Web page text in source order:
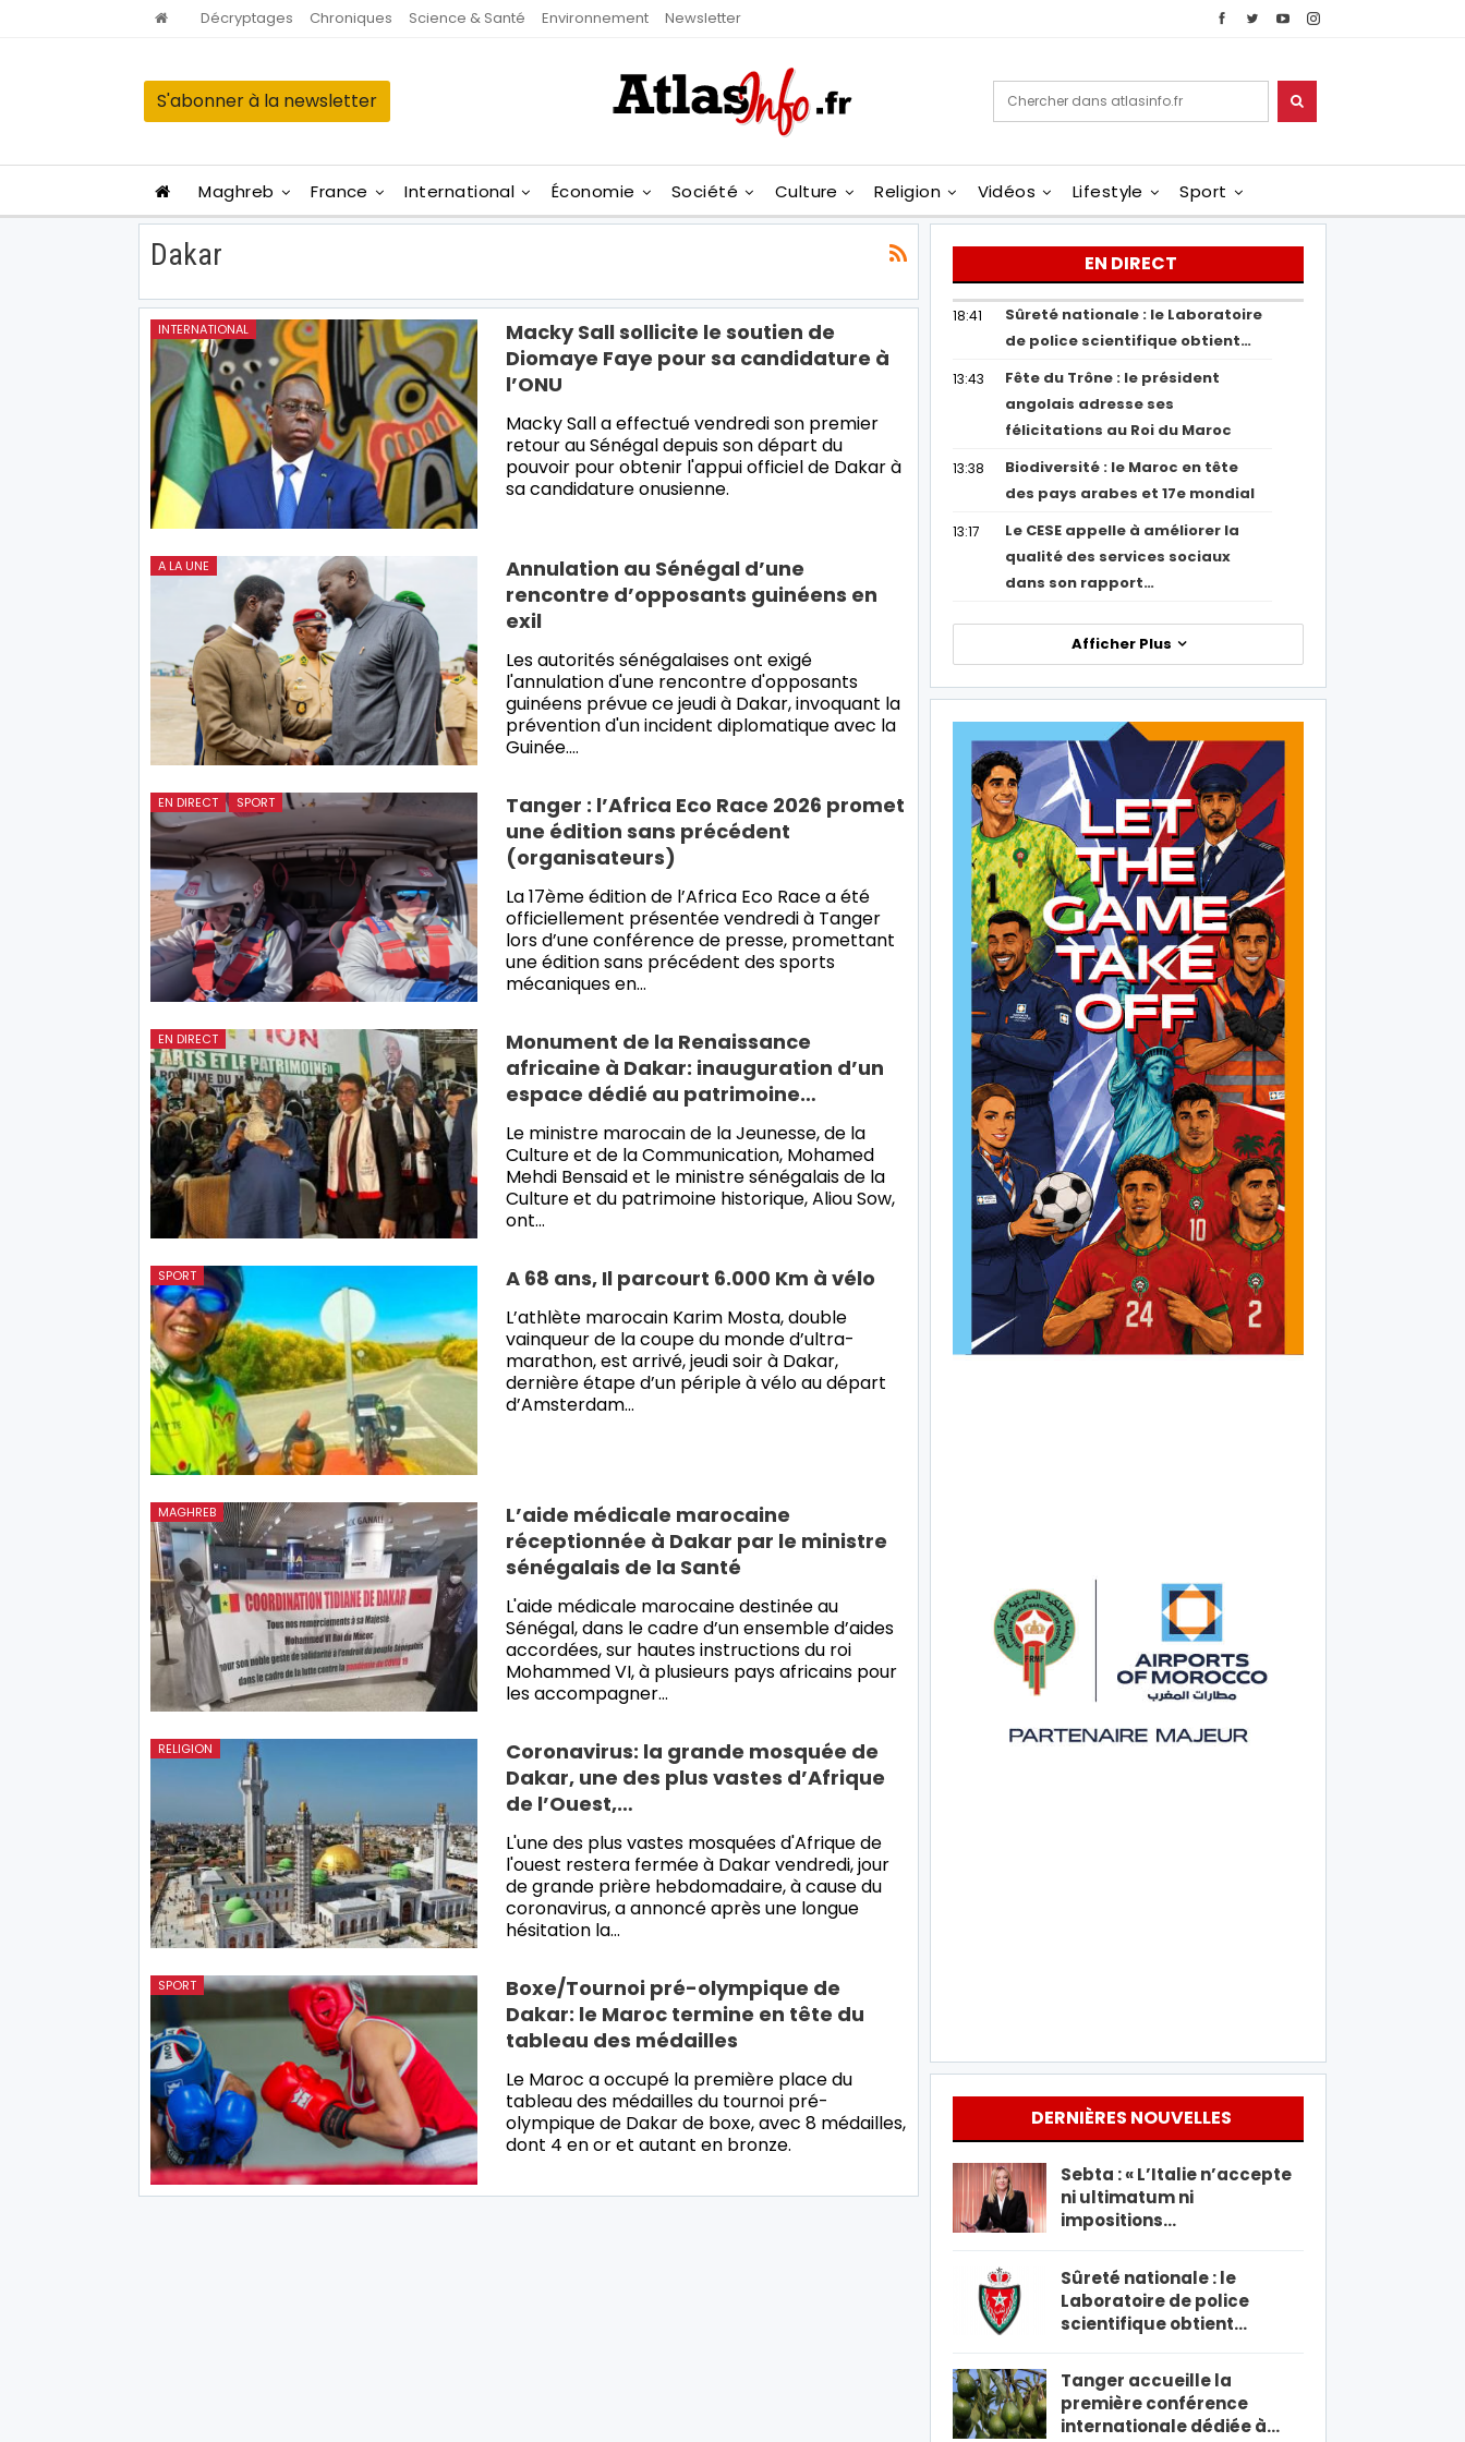
Décryptages Chroniques Science & Santé Environnement Newsletter
S'abonner à la newsletter
Maghreb France International Économie Société Culture Religion Vidéos Lifestyle Sport
Dakar
INTERNATIONAL
Macky Sall sollicite le soutien de
Diomaye Faye pour sa candidature à
l’ONU
Macky Sall a effectué vendredi son premier
retour au Sénégal depuis son départ du
pouvoir pour obtenir l'appui officiel de Dakar à
sa candidature onusienne.
A LA UNE
Annulation au Sénégal d’une
rencontre d’opposants guinéens en
exil
Les autorités sénégalaises ont exigé
l'annulation d'une rencontre d'opposants
guinéens prévue ce jeudi à Dakar, invoquant la
prévention d'un incident diplomatique avec la
Guinée.…
EN DIRECT SPORT
Tanger : l’Africa Eco Race 2026 promet
une édition sans précédent
(organisateurs)
La 17ème édition de l’Africa Eco Race a été
officiellement présentée vendredi à Tanger
lors d’une conférence de presse, promettant
une édition sans précédent des sports
mécaniques en…
EN DIRECT
Monument de la Renaissance
africaine à Dakar: inauguration d’un
espace dédié au patrimoine…
Le ministre marocain de la Jeunesse, de la
Culture et de la Communication, Mohamed
Mehdi Bensaid et le ministre sénégalais de la
Culture et du patrimoine historique, Aliou Sow,
ont…
SPORT A 68 ans, Il parcourt 6.000 Km à vélo
L’athlète marocain Karim Mosta, double
vainqueur de la coupe du monde d’ultra-
marathon, est arrivé, jeudi soir à Dakar,
dernière étape d’un périple à vélo au départ
d’Amsterdam…
MAGHREB
L’aide médicale marocaine
réceptionnée à Dakar par le ministre
sénégalais de la Santé
L'aide médicale marocaine destinée au
Sénégal, dans le cadre d’un ensemble d’aides
accordées, sur hautes instructions du roi
Mohammed VI, à plusieurs pays africains pour
les accompagner…
RELIGION
Coronavirus: la grande mosquée de
Dakar, une des plus vastes d’Afrique
de l’Ouest,…
L'une des plus vastes mosquées d'Afrique de
l'ouest restera fermée à Dakar vendredi, jour
de grande prière hebdomadaire, à cause du
coronavirus, a annoncé après une longue
hésitation la…
SPORT
Boxe/Tournoi pré-olympique de
Dakar: le Maroc termine en tête du
tableau des médailles
Le Maroc a occupé la première place du
tableau des médailles du tournoi pré-
olympique de Dakar de boxe, avec 8 médailles,
dont 4 en or et autant en bronze.
EN DIRECT
18:41
Sûreté nationale : le Laboratoire
de police scientifique obtient…
13:43
Fête du Trône : le président
angolais adresse ses
félicitations au Roi du Maroc
13:38
Biodiversité : le Maroc en tête
des pays arabes et 17e mondial
13:17
Le CESE appelle à améliorer la
qualité des services sociaux
dans son rapport…
Afficher Plus
DERNIÈRES NOUVELLES
Sebta : « L’Italie n’accepte
ni ultimatum ni
impositions…
Sûreté nationale : le
Laboratoire de police
scientifique obtient…
Tanger accueille la
première conférence
internationale dédiée à…